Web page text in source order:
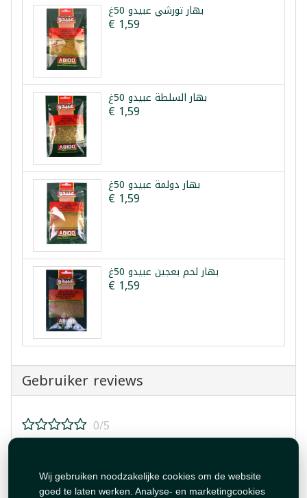
Wij gebruiken noodzakelijke cookies om de website
goed te laten werken. Analyse- en marketingcookies
بهار تورشي عبيدو 50غ
€ 1,59
بهار السلطة عبيدو 50غ
€ 1,59
بهار دولمة عبيدو 50غ
€ 1,59
بهار لحم بعجين عبيدو 50غ
€ 1,59
Gebruiker reviews
0/5